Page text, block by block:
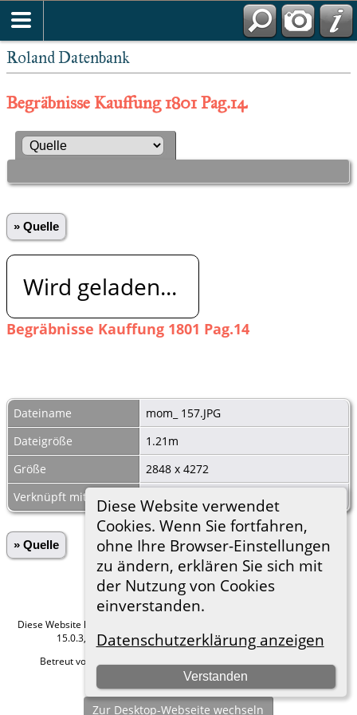
Roland Datenbank
Diese Website verwendet
Cookies. Wenn Sie fortfahren,
ohne Ihre Browser-Einstellungen
zu ändern, erklären Sie sich mit
der Nutzung von Cookies
einverstanden.
Datenschutzerklärung anzeigen
Verstanden
Begräbnisse Kauffung 1801 Pag.14
» Quelle
Wird geladen...
Begräbnisse Kauffung 1801 Pag.14
Dateiname
mom_ 157.JPG
Dateigröße
1.21m
Größe
2848 x 4272
Verknüpft mit
Begräbnisse Kauffung 1801 Pag.14
» Quelle
Diese Website läuft mit
15.0.3, programmiert von Darrin Lythgoe © 2001-2026.
Betreut von
Hier geht es zum Impressum
Zur Desktop-Webseite wechseln